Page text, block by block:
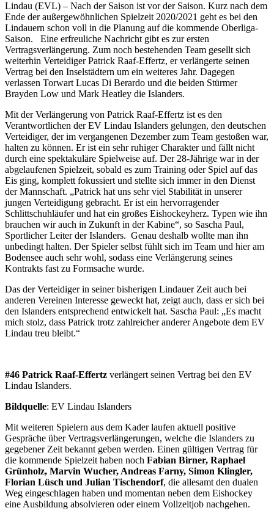
Lindau (EVL) – Nach der Saison ist vor der Saison. Kurz nach dem
Ende der außergewöhnlichen Spielzeit 2020/2021 geht es bei den
Lindauern schon voll in die Planung auf die kommende Oberliga-
Saison. Eine erfreuliche Nachricht gibt es zur ersten
Vertragsverlängerung. Zum noch bestehenden Team gesellt sich
weiterhin Verteidiger Patrick Raaf-Effertz, er verlängerte seinen
Vertrag bei den Inselstädtern um ein weiteres Jahr. Dagegen
verlassen Torwart Lucas Di Berardo und die beiden Stürmer
Brayden Low und Mark Heatley die Islanders.
Mit der Verlängerung von Patrick Raaf-Effertz ist es den
Verantwortlichen der EV Lindau Islanders gelungen, den deutschen
Verteidiger, der im vergangenen Dezember zum Team gestoßen war,
halten zu können. Er ist ein sehr ruhiger Charakter und fällt nicht
durch eine spektakuläre Spielweise auf. Der 28-Jährige war in der
abgelaufenen Spielzeit, sobald es zum Training oder Spiel auf das
Eis ging, komplett fokussiert und stellte sich immer in den Dienst
der Mannschaft. „Patrick hat uns sehr viel Stabilität in unserer
jungen Verteidigung gebracht. Er ist ein hervorragender
Schlittschuhläufer und hat ein großes Eishockeyherz. Typen wie ihn
brauchen wir auch in Zukunft in der Kabine“, so Sascha Paul,
Sportlicher Leiter der Islanders. Genau deshalb wollte man ihn
unbedingt halten. Der Spieler selbst fühlt sich im Team und hier am
Bodensee auch sehr wohl, sodass eine Verlängerung seines
Kontrakts fast zu Formsache wurde.
Das der Verteidiger in seiner bisherigen Lindauer Zeit auch bei
anderen Vereinen Interesse geweckt hat, zeigt auch, dass er sich bei
den Islanders entsprechend entwickelt hat. Sascha Paul: „Es macht
mich stolz, dass Patrick trotz zahlreicher anderer Angebote dem EV
Lindau treu bleibt.“
#46 Patrick Raaf-Effertz verlängert seinen Vertrag bei den EV
Lindau Islanders.
Bildquelle: EV Lindau Islanders
Mit weiteren Spielern aus dem Kader laufen aktuell positive
Gespräche über Vertragsverlängerungen, welche die Islanders zu
gegebener Zeit bekannt geben werden. Einen gültigen Vertrag für
die kommende Spielzeit haben noch Fabian Birner, Raphael
Grünholz, Marvin Wucher, Andreas Farny, Simon Klingler,
Florian Lüsch und Julian Tischendorf, die allesamt den dualen
Weg eingeschlagen haben und momentan neben dem Eishockey
eine Ausbildung absolvieren oder einem Vollzeitjob nachgehen.